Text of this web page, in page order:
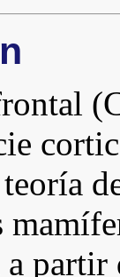
partir